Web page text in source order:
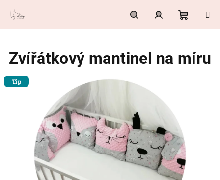
HledatPřihlášení
košík
Zvířátkový mantinel na míru
Tip